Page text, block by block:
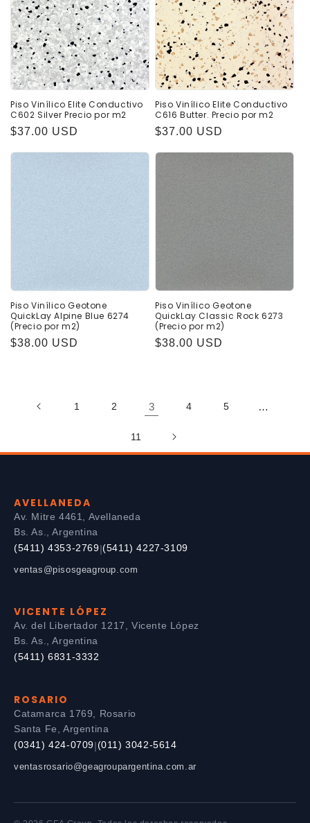
Piso Vinílico Elite Conductivo
C602 Silver Precio por m2
Precio
$37.00 USD
Piso Vinílico Elite Conductivo
C616 Butter. Precio por m2
Precio
$37.00 USD
Piso Vinílico Geotone
QuickLay Alpine Blue 6274
(Precio por m2)
Precio
$38.00 USD
Piso Vinílico Geotone
QuickLay Classic Rock 6273
(Precio por m2)
Precio
$38.00 USD
1 2 3 4 5 …
11
AVELLANEDA
Av. Mitre 4461, Avellaneda
Bs. As., Argentina
(5411) 4353-2769|(5411) 4227-3109
ventas@pisosgeagroup.com
VICENTE LÓPEZ
Av. del Libertador 1217, Vicente López
Bs. As., Argentina
(5411) 6831-3332
ROSARIO
Catamarca 1769, Rosario
Santa Fe, Argentina
(0341) 424-0709|(011) 3042-5614
ventasrosario@geagroupargentina.com.ar